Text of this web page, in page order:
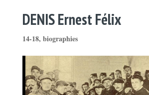
DENIS Ernest Félix
14-18, biographies